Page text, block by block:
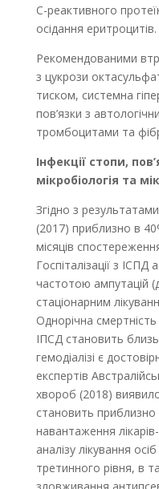
С-реактивного
осідання еритроцитів.
Рекомендованими
з цукрози
тиском, системна
пов’язки з
тромбоцитами та
Інфекції стопи,
мікробіологія та
Згідно з
(2017) приблизно в
місяців
Госпіталізації з
частотою ампутацій
стаціонарним
Однорічна смертність
ІПСД становить
гемодіалізі є
експертів
хвороб (2018)
становить
навантаження
аналізу лікування
третинного рівня, в